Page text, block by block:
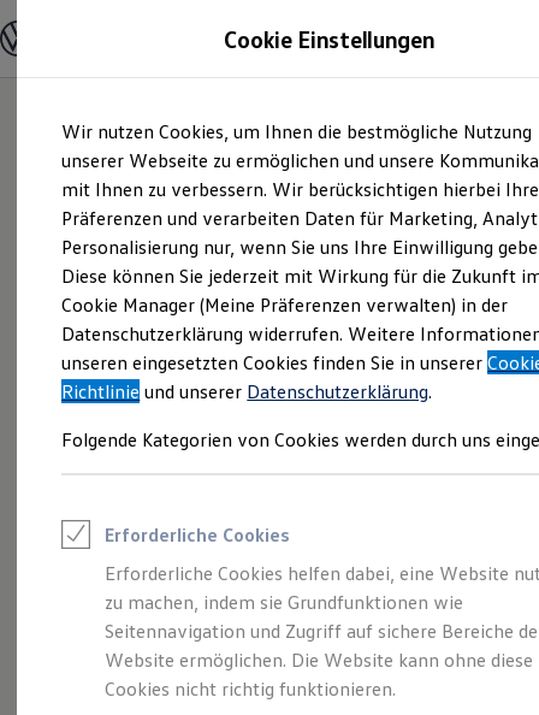
Hauptinhalt
springen
Footer
springen
Modelle und Konfigurator
Modelle vergleichen
Elektroautos
ENERGY Sondermodelle
Nutzfahrzeuge
SUV und CUV
Familienautos
Kombis
Kompaktwagen
Sportwagen
Schnell verfügbare Fahrzeuge
Angebote und Produkte
Aktuelle Angebote
E-Auto-Förderung
Volkswagen Marktplatz
Junge Gebrauchtwagen und Gebrauchtwagen
Saisonangebote
Leasing
Leasing-Angebote
Gebrauchtwagen Leasing
Junge Gebrauchtwagen-Leasing
Elektroauto Leasing
Kleinwagen-Leasing
Leasing ohne Anzahlung
So geht neu.
Entdecken Sie jetzt
Cookie Einstellungen
Wir nutzen Cookies, um Ihnen die bestmögliche Nutzung
unserer Webseite zu ermöglichen und unsere
mit Ihnen zu verbessern. Wir berücksichtigen hierbei Ihre
Präferenzen und verarbeiten Daten für Marketing,
Personalisierung nur, wenn Sie uns Ihre Einwilligung
Diese können Sie jederzeit mit Wirkung für die Zukunft
Cookie Manager (Meine Präferenzen verwalten) in der
Datenschutzerklärung widerrufen. Weitere
unseren eingesetzten Cookies finden Sie in unserer
Richtlinie und unserer Datenschutzerklärung.
Folgende Kategorien von Cookies werden durch uns
Erforderliche Cookies
Erforderliche Cookies helfen dabei, eine Website
zu machen, indem sie Grundfunktionen wie
Seitennavigation und Zugriff auf sichere Bereiche
Website ermöglichen. Die Website kann ohne diese
Cookies nicht richtig funktionieren.